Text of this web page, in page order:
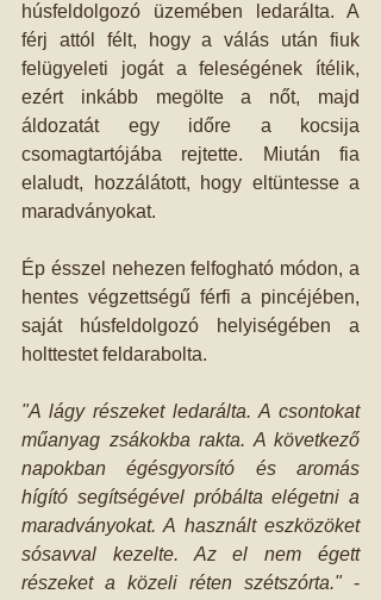
húsfeldolgozó üzemében ledarálta. A
férj attól félt, hogy a válás után fiuk
felügyeleti jogát a feleségének ítélik,
ezért inkább megölte a nőt, majd
áldozatát egy időre a kocsija
csomagtartójába rejtette. Miután fia
elaludt, hozzálátott, hogy eltüntesse a
maradványokat.
Ép ésszel nehezen felfogható módon, a
hentes végzettségű férfi a pincéjében,
saját húsfeldolgozó helyiségében a
holttestet feldarabolta.
"A lágy részeket ledarálta. A csontokat
műanyag zsákokba rakta. A következő
napokban égésgyorsító és aromás
hígító segítségével próbálta elégetni a
maradványokat. A használt eszközöket
sósavval kezelte. Az el nem égett
részeket a közeli réten szétszórta." -